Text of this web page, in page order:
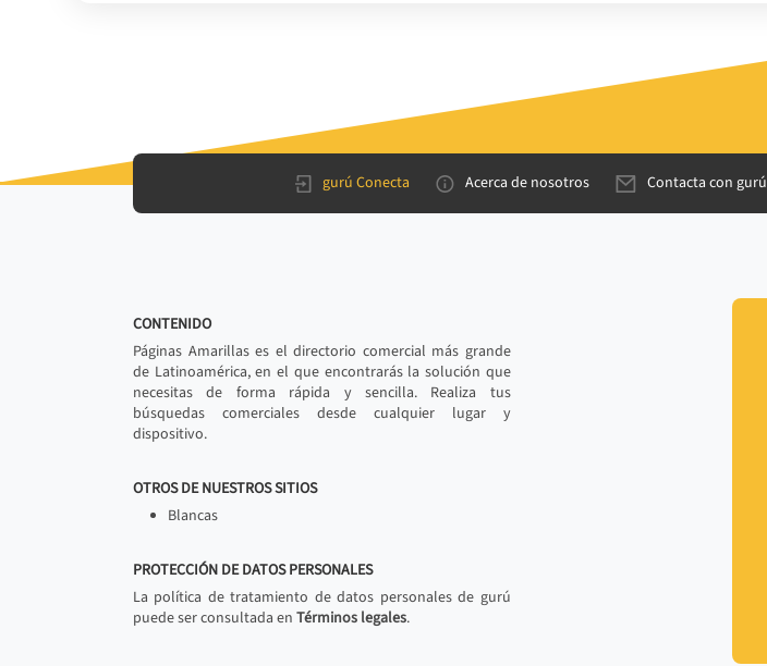
gurú Conecta Acerca de nosotros Contacta con gurú
CONTENIDO
Páginas Amarillas es el directorio comercial más grande
de Latinoamérica, en el que encontrarás la solución que
necesitas de forma rápida y sencilla. Realiza tus
búsquedas comerciales desde cualquier lugar y
dispositivo.
OTROS DE NUESTROS SITIOS
Blancas
PROTECCIÓN DE DATOS PERSONALES
La política de tratamiento de datos personales de gurú
puede ser consultada en Términos legales.